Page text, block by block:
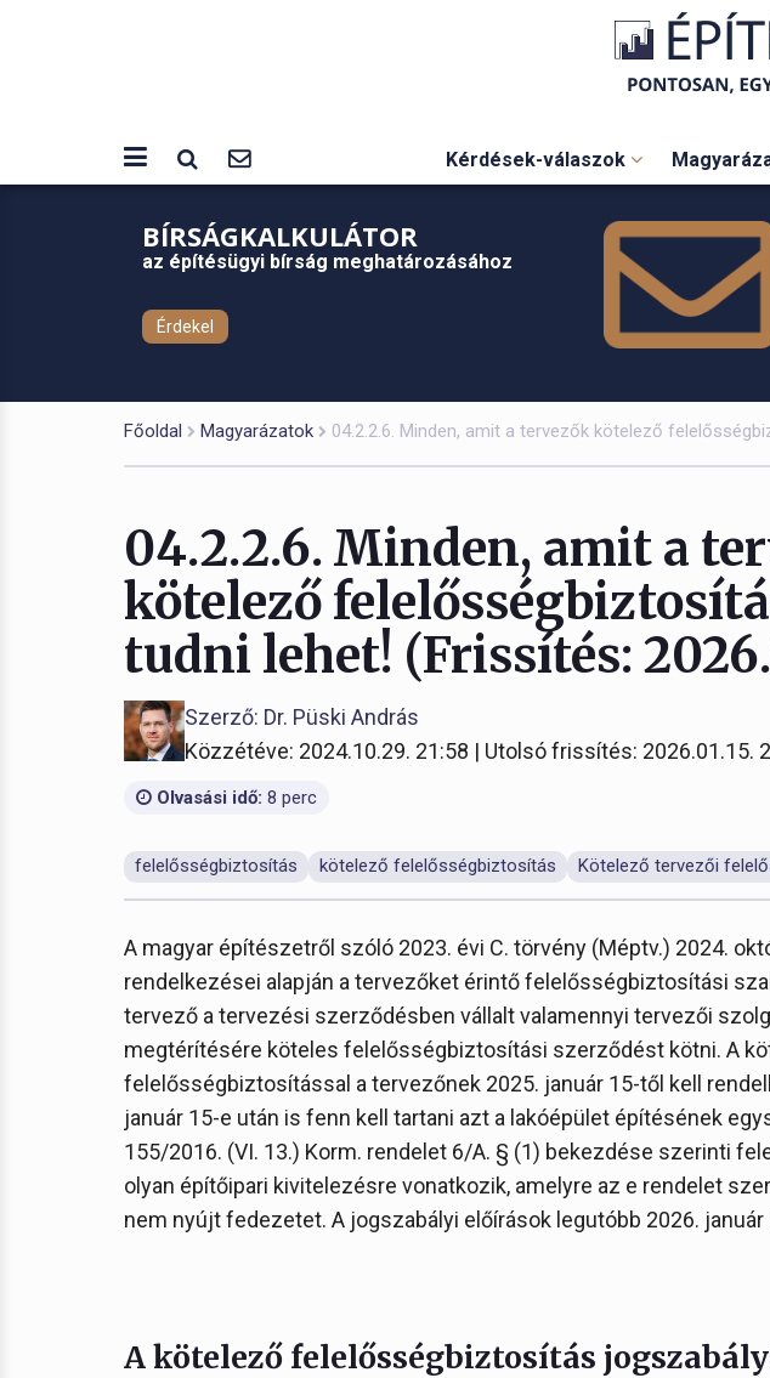
Kérdések-válaszok
BÍRSÁGKALKULÁTOR
az építésügyi bírság meghatározásához
Érdekel
Főoldal Magyarázatok 04.2.2.6. Minden, amit a tervezők kötelező
04.2.2.6. Minden, amit a
kötelező
tudni lehet! (Frissítés:
Szerző: Dr. Püski András
Közzétéve: 2024.10.29. 21:58 | Utolsó frissítés: 2026.01.15.
Olvasási idő: 8 perc
felelősségbiztosítás kötelező felelősségbiztosítás Kötelező tervezői
A magyar építészetről szóló 2023. évi C. törvény (Méptv.) 2024.
rendelkezései alapján a tervezőket érintő felelősségbiztosítási
tervező a tervezési szerződésben vállalt valamennyi tervezői
megtérítésére köteles felelősségbiztosítási szerződést kötni. A
felelősségbiztosítással a tervezőnek 2025. január 15-től kell
január 15-e után is fenn kell tartani azt a lakóépület építésének
155/2016. (VI. 13.) Korm. rendelet 6/A. § (1) bekezdése szerinti
olyan építőipari kivitelezésre vonatkozik, amelyre az e rendelet
nem nyújt fedezetet. A jogszabályi előírások legutóbb 2026.
A kötelező felelősségbiztosítás